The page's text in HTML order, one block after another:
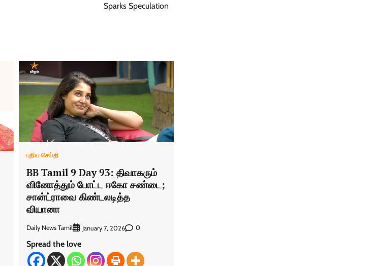
Sparks Speculation
புதிய செய்தி
BB Tamil 9 Day 93: திவாகரும்
வினோத்தும் போட்ட ஈகோ சண்டை;
சான்ட்ராவை கிண்டலடித்த
வியானா
Daily News Tamil January 7, 2026 0
Spread the love